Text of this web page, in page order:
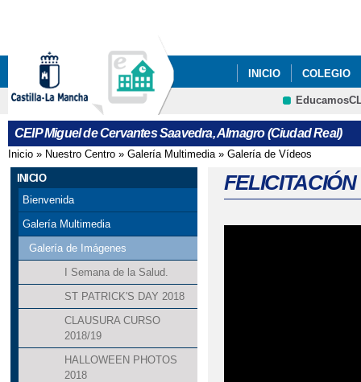
INICIO COLEGIO
CRFP
CEIP Miguel de Cervantes Saavedra, Almagro (Ciudad Real)
Se encuentra usted aquí
Inicio » Nuestro Centro » Galería Multimedia» Galería de Vídeos
INICIO
Bienvenida
Galería Multimedia
Galería de Imágenes
I Semana de la Salud.
ST PATRICK'S DAY 2018
CLAUSURA CURSO
2018/19
HALLOWEEN PHOTOS
2018